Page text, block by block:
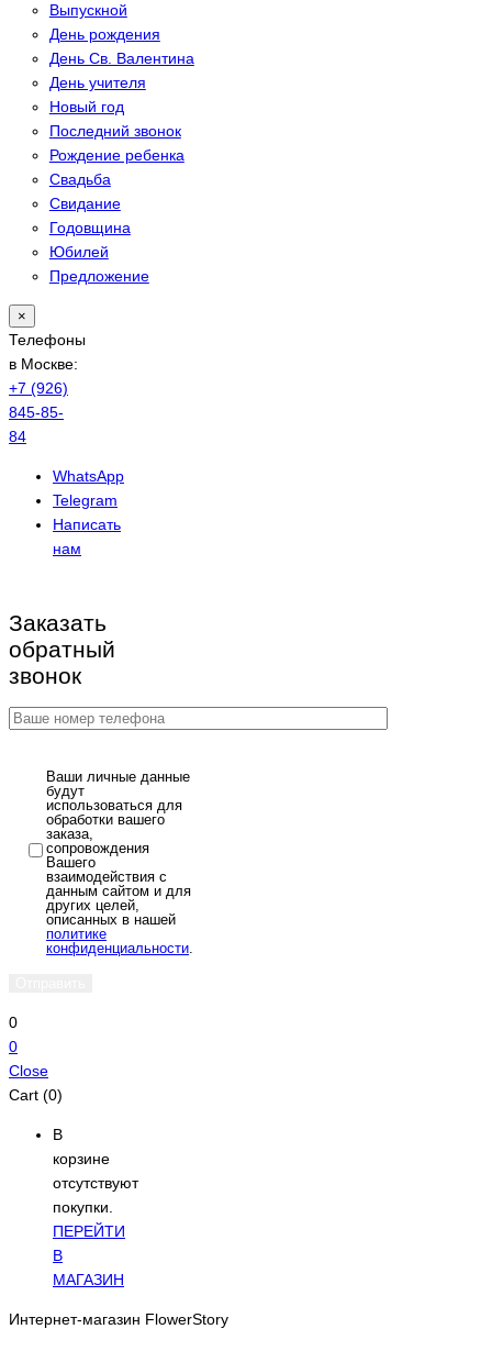
Выпускной
День рождения
День Св. Валентина
День учителя
Новый год
Последний звонок
Рождение ребенка
Свадьба
Свидание
Годовщина
Юбилей
Предложение
×
Телефоны
в Москве:
+7 (926)
845-85-
84
WhatsApp
Telegram
Написать
нам
Заказать
обратный
звонок
Ваши личные данные
будут
использоваться для
обработки вашего
заказа,
сопровождения
Вашего
взаимодействия с
данным сайтом и для
других целей,
описанных в нашей
политике
конфиденциальности.
0
0
Close
Cart (0)
В
корзине
отсутствуют
покупки.
ПЕРЕЙТИ
В
МАГАЗИН
Интернет-магазин FlowerStory